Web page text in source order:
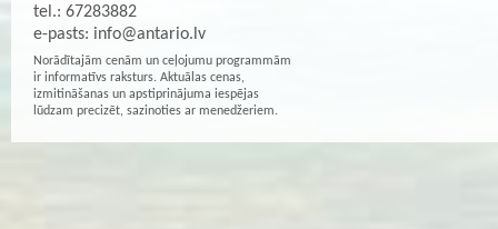
tel.: 67283882
e-pasts: info@antario.lv
Norādītajām cenām un ceļojumu programmām
ir informatīvs raksturs. Aktuālas cenas,
izmitināšanas un apstiprinājuma iespējas
lūdzam precizēt, sazinoties ar menedžeriem.